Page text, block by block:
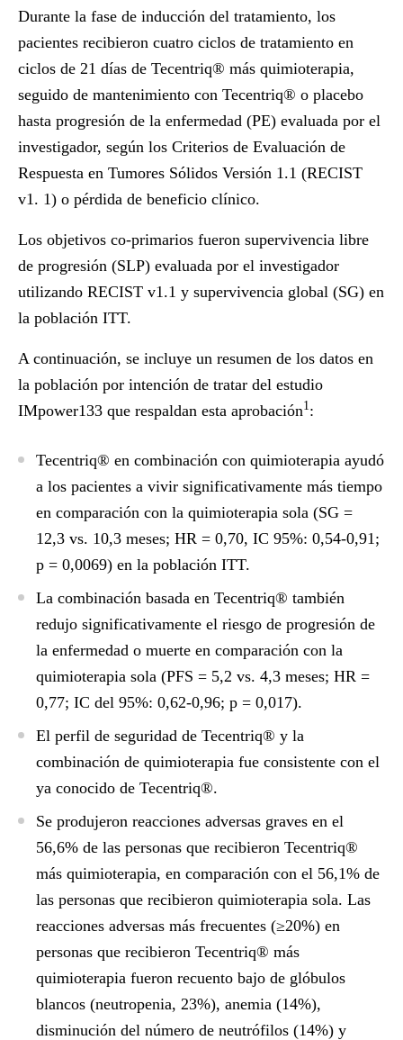
Durante la fase de inducción del tratamiento, los
pacientes recibieron cuatro ciclos de tratamiento en
ciclos de 21 días de Tecentriq® más quimioterapia,
seguido de mantenimiento con Tecentriq® o placebo
hasta progresión de la enfermedad (PE) evaluada por el
investigador, según los Criterios de Evaluación de
Respuesta en Tumores Sólidos Versión 1.1 (RECIST
v1. 1) o pérdida de beneficio clínico.
Los objetivos co-primarios fueron supervivencia libre
de progresión (SLP) evaluada por el investigador
utilizando RECIST v1.1 y supervivencia global (SG) en
la población ITT.
A continuación, se incluye un resumen de los datos en
la población por intención de tratar del estudio
IMpower133 que respaldan esta aprobación1:
Tecentriq® en combinación con quimioterapia ayudó
a los pacientes a vivir significativamente más tiempo
en comparación con la quimioterapia sola (SG =
12,3 vs. 10,3 meses; HR = 0,70, IC 95%: 0,54-0,91;
p = 0,0069) en la población ITT.
La combinación basada en Tecentriq® también
redujo significativamente el riesgo de progresión de
la enfermedad o muerte en comparación con la
quimioterapia sola (PFS = 5,2 vs. 4,3 meses; HR =
0,77; IC del 95%: 0,62-0,96; p = 0,017).
El perfil de seguridad de Tecentriq® y la
combinación de quimioterapia fue consistente con el
ya conocido de Tecentriq®.
Se produjeron reacciones adversas graves en el
56,6% de las personas que recibieron Tecentriq®
más quimioterapia, en comparación con el 56,1% de
las personas que recibieron quimioterapia sola. Las
reacciones adversas más frecuentes (≥20%) en
personas que recibieron Tecentriq® más
quimioterapia fueron recuento bajo de glóbulos
blancos (neutropenia, 23%), anemia (14%),
disminución del número de neutrófilos (14%) y